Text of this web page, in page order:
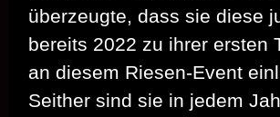
überzeugte, dass sie diese
bereits 2022 zu ihrer ersten
an diesem Riesen-Event
Seither sind sie in jedem